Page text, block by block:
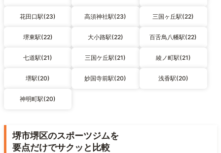
花田口駅(23) 高須神社駅(23) 三国ヶ丘駅(22)
堺東駅(22) 大小路駅(22) 百舌鳥八幡駅(22)
七道駅(21) 三国ケ丘駅(21) 綾ノ町駅(21)
堺駅(20) 妙国寺前駅(20) 浅香駅(20)
神明町駅(20)
堺市堺区のスポーツジムを
要点だけでサクッと比較